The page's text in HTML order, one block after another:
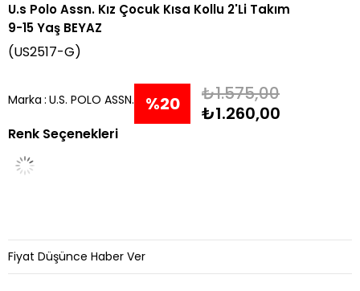
U.s Polo Assn. Kız Çocuk Kısa Kollu 2'Li Takım
9-15 Yaş BEYAZ
(US2517-G)
Marka : U.S. POLO ASSN. %20
₺1.575,00
₺1.260,00
Renk Seçenekleri
Fiyat Düşünce Haber Ver